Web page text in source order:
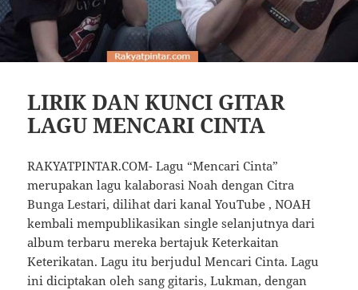
LIRIK DAN KUNCI GITAR
LAGU MENCARI CINTA
RAKYATPINTAR.COM- Lagu “Mencari Cinta”
merupakan lagu kalaborasi Noah dengan Citra
Bunga Lestari, dilihat dari kanal YouTube , NOAH
kembali mempublikasikan single selanjutnya dari
album terbaru mereka bertajuk Keterkaitan
Keterikatan. Lagu itu berjudul Mencari Cinta. Lagu
ini diciptakan oleh sang gitaris, Lukman, dengan